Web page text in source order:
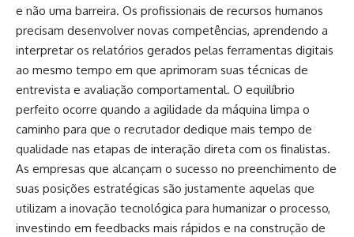
e não uma barreira. Os profissionais de recursos humanos
precisam desenvolver novas competências, aprendendo a
interpretar os relatórios gerados pelas ferramentas digitais
ao mesmo tempo em que aprimoram suas técnicas de
entrevista e avaliação comportamental. O equilíbrio
perfeito ocorre quando a agilidade da máquina limpa o
caminho para que o recrutador dedique mais tempo de
qualidade nas etapas de interação direta com os finalistas.
As empresas que alcançam o sucesso no preenchimento de
suas posições estratégicas são justamente aquelas que
utilizam a inovação tecnológica para humanizar o processo,
investindo em feedbacks mais rápidos e na construção de